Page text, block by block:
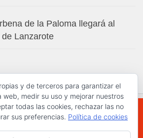
de la Paloma llegará al
Lanzarote
© 2026. Todos los
y de terceros para garantizar el
web, medir su uso y mejorar nuestros
todas las cookies, rechazar las no
sus preferencias. Política de cookies